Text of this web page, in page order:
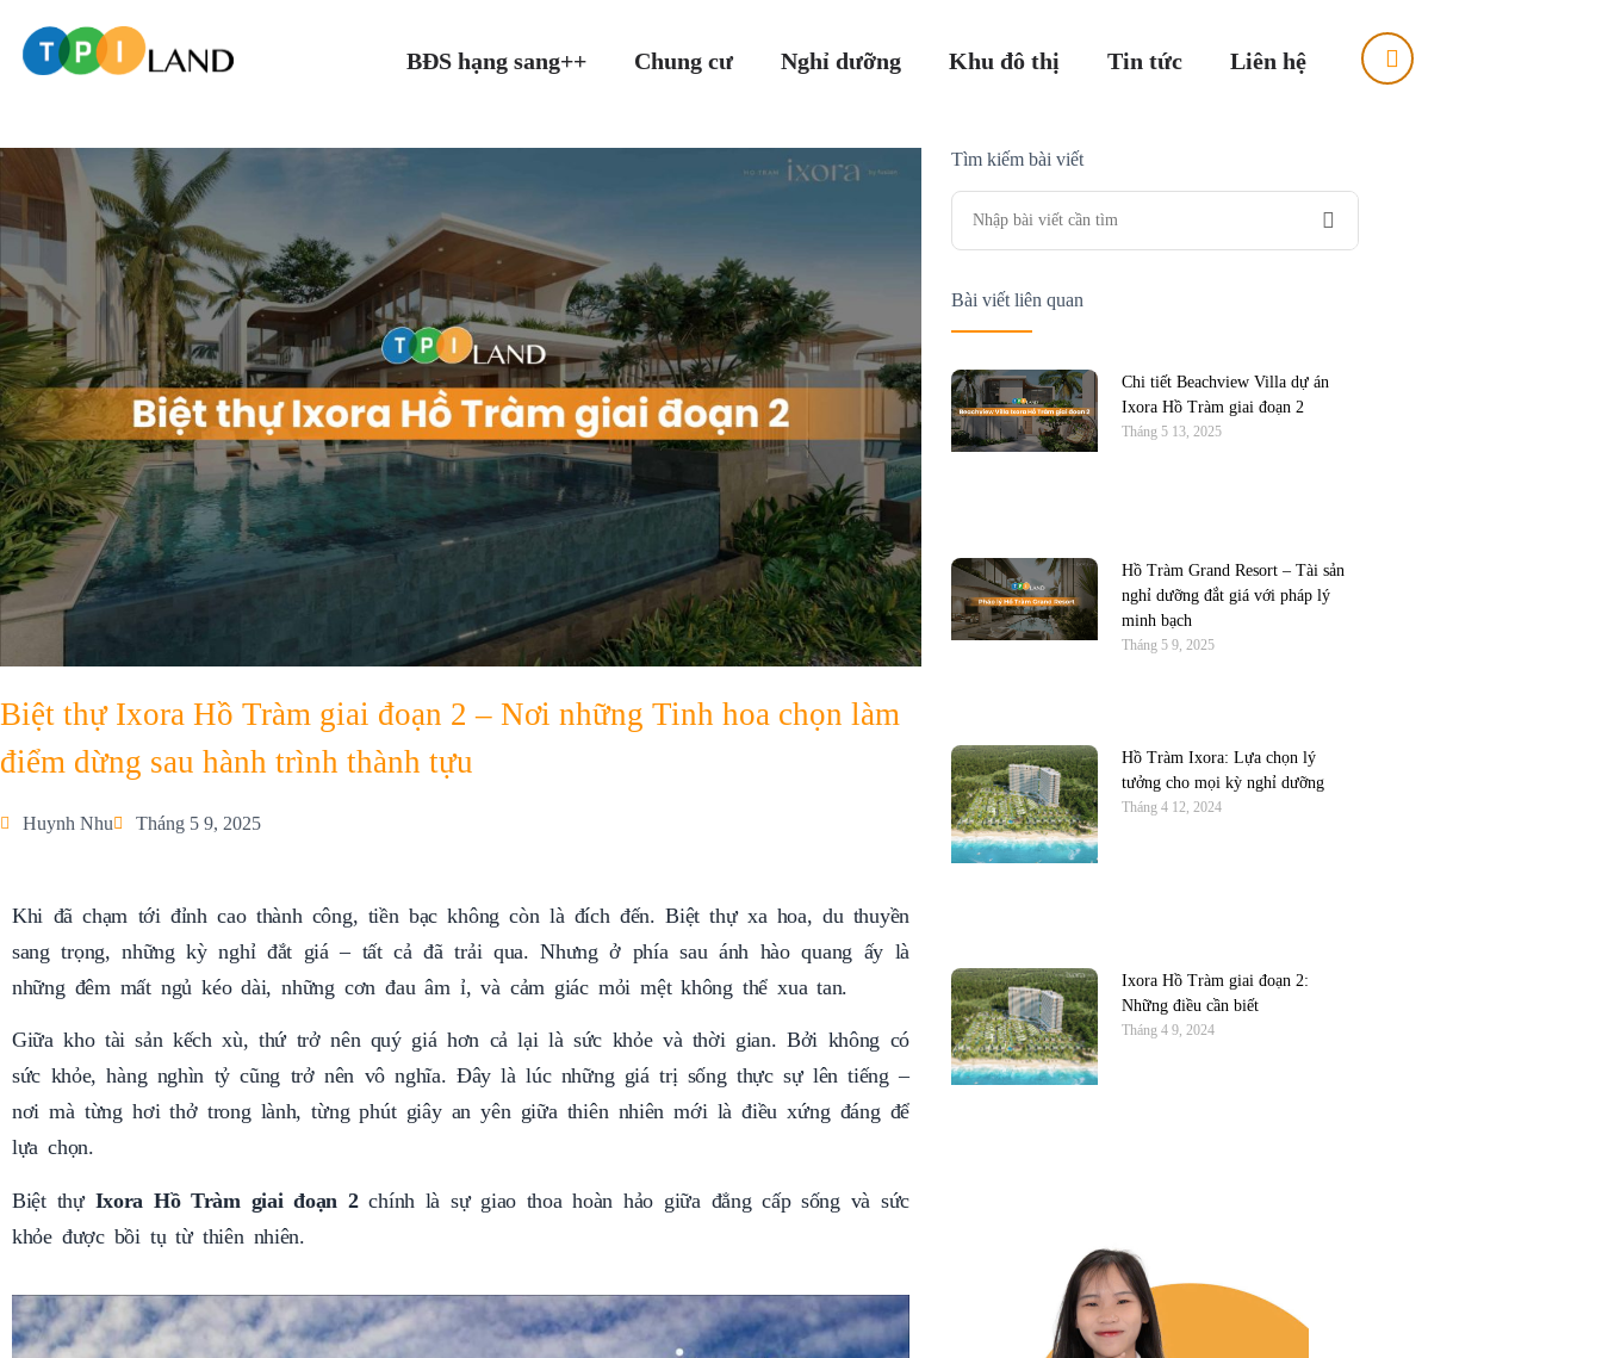
BĐS hạng sang++ Chung cư Nghỉ dưỡng Khu đô thị Tin tức Liên hệ
Biệt thự Ixora Hồ Tràm giai đoạn 2 – Nơi những Tinh hoa chọn làm
điểm dừng sau hành trình thành tựu
Huynh Nhu Tháng 5 9, 2025
Khi đã chạm tới đỉnh cao thành công, tiền bạc không còn là đích đến. Biệt thự xa hoa, du thuyền
sang trọng, những kỳ nghỉ đắt giá – tất cả đã trải qua. Nhưng ở phía sau ánh hào quang ấy là
những đêm mất ngủ kéo dài, những cơn đau âm ỉ, và cảm giác mỏi mệt không thể xua tan.
Giữa kho tài sản kếch xù, thứ trở nên quý giá hơn cả lại là sức khỏe và thời gian. Bởi không có
sức khỏe, hàng nghìn tỷ cũng trở nên vô nghĩa. Đây là lúc những giá trị sống thực sự lên tiếng –
nơi mà từng hơi thở trong lành, từng phút giây an yên giữa thiên nhiên mới là điều xứng đáng để
lựa chọn.
Biệt thự Ixora Hồ Tràm giai đoạn 2chính là sự giao thoa hoàn hảo giữa đẳng cấp sống và sức
khỏe được bồi tụ từ thiên nhiên.
Tìm kiếm bài viết
Bài viết liên quan
Chi tiết Beachview Villa dự án
Ixora Hồ Tràm giai đoạn 2
Tháng 5 13, 2025
Hồ Tràm Grand Resort – Tài sản
nghỉ dưỡng đắt giá với pháp lý
minh bạch
Tháng 5 9, 2025
Hồ Tràm Ixora: Lựa chọn lý
tưởng cho mọi kỳ nghỉ dưỡng
Tháng 4 12, 2024
Ixora Hồ Tràm giai đoạn 2:
Những điều cần biết
Tháng 4 9, 2024